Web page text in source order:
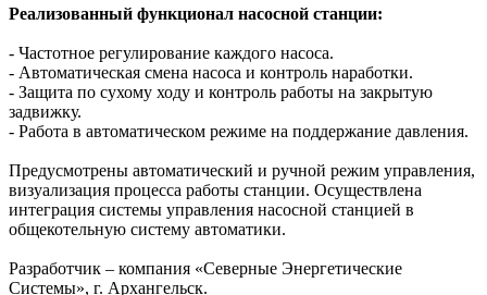
Реализованный функционал насосной станции:
- Частотное регулирование каждого насоса.
- Автоматическая смена насоса и контроль наработки.
- Защита по сухому ходу и контроль работы на закрытую
задвижку.
- Работа в автоматическом режиме на поддержание давления.
Предусмотрены автоматический и ручной режим управления,
визуализация процесса работы станции. Осуществлена
интеграция системы управления насосной станцией в
общекотельную систему автоматики.
Разработчик – компания «Северные Энергетические
Системы», г. Архангельск.